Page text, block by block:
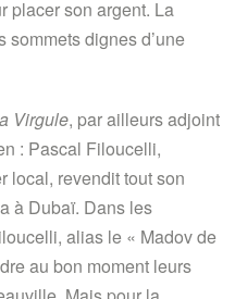
placer son argent. La
dignes d’une
Virgule, par ailleurs adjoint
: Pascal Filoucelli,
local, revendit tout son
à Dubaï. Dans les
alias le « Madov de
au bon moment leurs